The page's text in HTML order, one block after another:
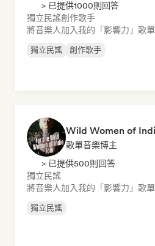
> 已提供1000則回答
獨立民謠創作歌手
將音樂人加入我的「影響力」歌單
獨立民謠 創作歌手
歌單音樂博主
> 已提供500則回答
獨立民謠
將音樂人加入我的「影響力」歌單
獨立民謠